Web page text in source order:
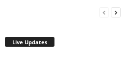
Live Updates